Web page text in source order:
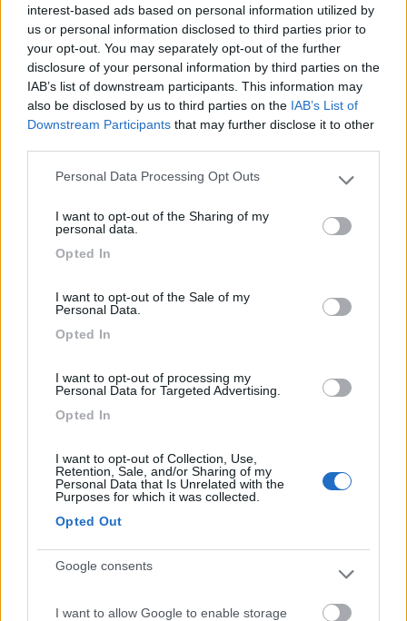
interest-based ads based on personal information utilized by
us or personal information disclosed to third parties prior to
your opt-out. You may separately opt-out of the further
disclosure of your personal information by third parties on the
IAB’s list of downstream participants. This information may
also be disclosed by us to third parties on the IAB’s List of
Downstream Participants that may further disclose it to other
Please note that this website/app uses one or more Google
not limited to your visit or usage behaviour. You may click to
grant or deny consent to Google and its third-party tags to
use your data for below specified purposes in below Google
Personal Data Processing Opt Outs
I want to opt-out of the Sharing of my
personal data.
Opted In
I want to opt-out of the Sale of my
Personal Data.
Opted In
I want to opt-out of processing my
Personal Data for Targeted Advertising.
Opted In
I want to opt-out of Collection, Use,
Retention, Sale, and/or Sharing of my
Personal Data that Is Unrelated with the
Purposes for which it was collected.
Opted Out
Google consents
I want to allow Google to enable storage
che ti porterà poi a Castelluccio (segui le indicazione non puoi
assolutamente sbagliare!!!) è chiaro che ci sono gli strapiombi,
siamo in montagna non al mare!!! comunque sono protetti da
guardrail...niente di pericoloso!!! io l ho fatta centinaia di volte in
macchina e camper, con la neve e senza (l ultima volta la salita
era piena di neve..tutte le macchine ferme a mettere le catene
e io...ciaooo ho salutato tutti e sono salito senza alcun minimo
problema senza catene!!!) e, non serve neanche dirlo, non ci
sono assolutametne problemi. solo i 15 km finali sono salita e di
ancona questa è la sola ed unica strada e comunque ,ripeto, in
montagna le strade sono tutte uguali!!! ciaoooo
a.daniele
Inserito il06/03/2006
Ciao Liuba. Si la strada la conosco abbastanza bene (alcune
volte sono andato a sciare a Monte Prata). Era per rassicurare
tortuose. Un saluto Daniele A. id="Comic Sans MS">id="blue">
zarcof
Inserito il08/03/2006 alle:10:26:59
Da Arquata o Montemonaco (intendo la strada marchigiana, da
Ascoli P.) la strada non dovrebbe avere strapiombi!
Probabilmente la "moglie" avrà percorso la strada che sale da
esposta.